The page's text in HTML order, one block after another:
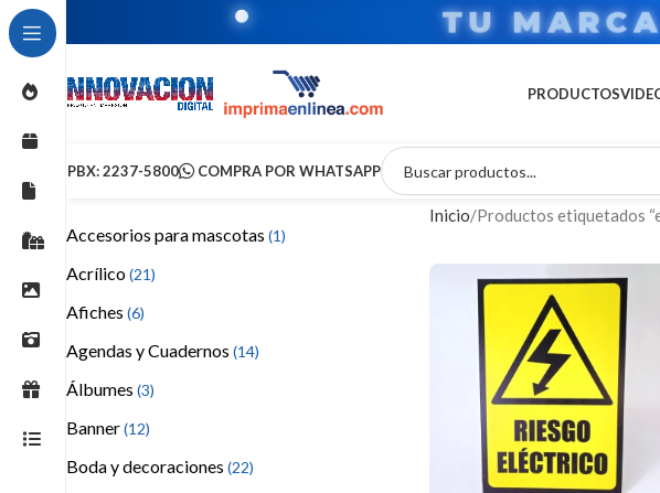
TU
PRODUCTOS
PBX: 2237-5800 COMPRA POR WHATSAPP
Accesorios para mascotas (1)
Acrílico(21)
Afiches (6)
Agendas y Cuadernos (14)
Álbumes (3)
Banner(12)
Boda y decoraciones (22)
Inicio Productos etiquetados